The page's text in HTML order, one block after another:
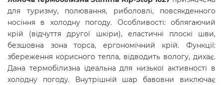
для туризму, полювання, риболовлі, повсякденного
носіння в холодну погоду. Особливості: облягаючий
крій (відчуття другої шкіри), еластичні плоскі шви,
безшовна зона торса, ергономічний крій. Функції:
збереження корисного тепла, відводить вологу, дихає.
Дана термобілизна ідеальна для низької активності в
холодну погоду. Внутрішній шар бавовни виключає